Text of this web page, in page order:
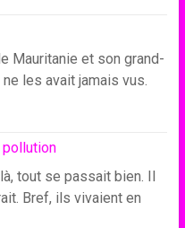
Mauritanie et son grand-
les avait jamais vus.
tout se passait bien. Il
Bref, ils vivaient en